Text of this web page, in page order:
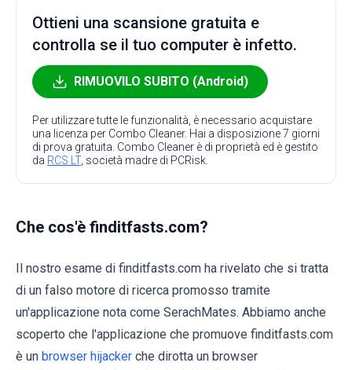
Ottieni una scansione gratuita e
controlla se il tuo computer è infetto.
RIMUOVILO SUBITO (Android)
Per utilizzare tutte le funzionalità, è necessario acquistare
una licenza per Combo Cleaner. Hai a disposizione 7 giorni
di prova gratuita. Combo Cleaner è di proprietà ed è gestito
da RCS LT, società madre di PCRisk.
Che cos'è finditfasts.com?
Il nostro esame di finditfasts.com ha rivelato che si tratta
di un falso motore di ricerca promosso tramite
un'applicazione nota come SerachMates. Abbiamo anche
scoperto che l'applicazione che promuove finditfasts.com
è un browser hijacker che dirotta un browser